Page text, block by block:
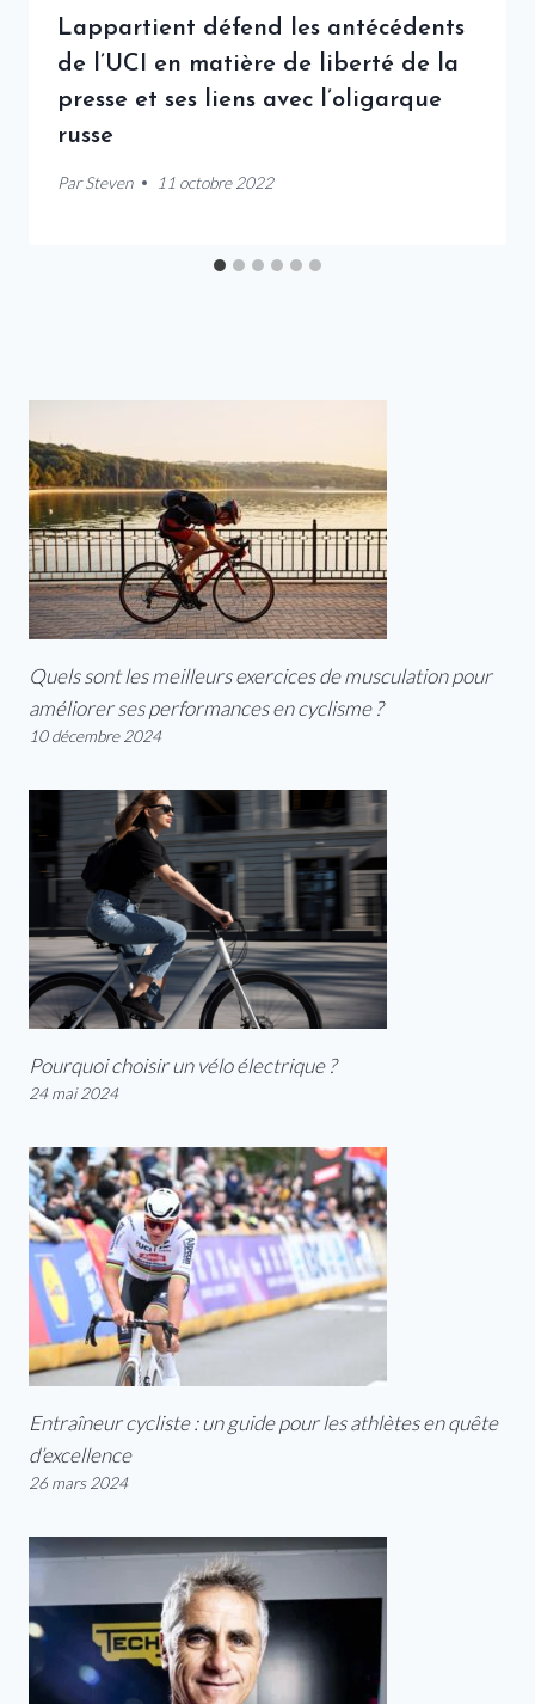
Lappartient défend les antécédents
de l’UCI en matière de liberté de la
presse et ses liens avec l’oligarque
russe
Par Steven 11 octobre 2022
Quels sont les meilleurs exercices de musculation pour
améliorer ses performances en cyclisme ?
10 décembre 2024
Pourquoi choisir un vélo électrique ?
24 mai 2024
Entraîneur cycliste : un guide pour les athlètes en quête
d’excellence
26 mars 2024